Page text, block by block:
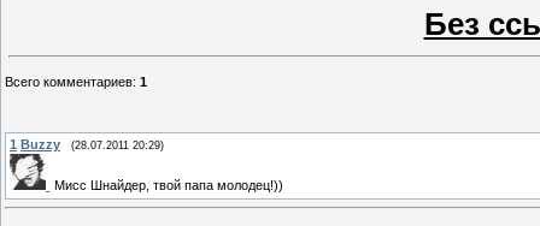
Без
Всего комментариев: 1
1 Buzzy (28.07.2011 20:29)
Мисс Шнайдер, твой папа молодец!))